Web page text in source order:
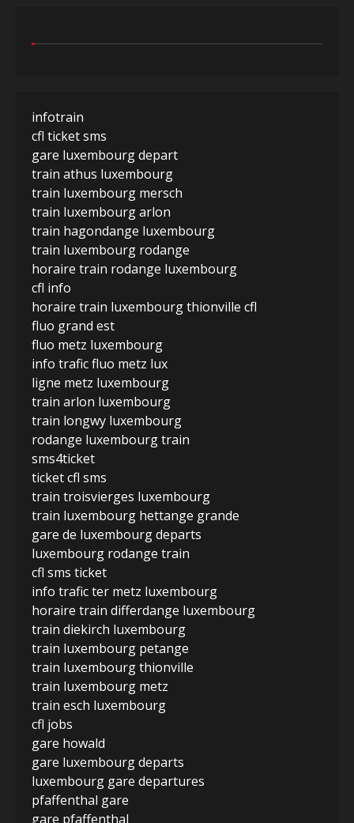
infotrain
cfl ticket sms
gare luxembourg depart
train athus luxembourg
train luxembourg mersch
train luxembourg arlon
train hagondange luxembourg
train luxembourg rodange
horaire train rodange luxembourg
cfl info
horaire train luxembourg thionville cfl
fluo grand est
fluo metz luxembourg
info trafic fluo metz lux
ligne metz luxembourg
train arlon luxembourg
train longwy luxembourg
rodange luxembourg train
sms4ticket
ticket cfl sms
train troisvierges luxembourg
train luxembourg hettange grande
gare de luxembourg departs
luxembourg rodange train
cfl sms ticket
info trafic ter metz luxembourg
horaire train differdange luxembourg
train diekirch luxembourg
train luxembourg petange
train luxembourg thionville
train luxembourg metz
train esch luxembourg
cfl jobs
gare howald
gare luxembourg departs
luxembourg gare departures
pfaffenthal gare
gare pfaffenthal